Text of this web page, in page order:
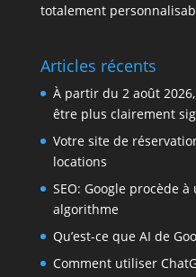
totalement
Articles récents
À partir du 2 août
être plus clairement
Votre site de
locations
SEO: Google procède
algorithme
Qu’est-ce que AI de
Comment utiliser